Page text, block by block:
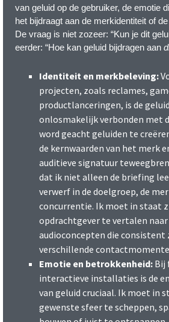
van geluid op de gebruiker, de emotie
het bijdraagt aan de merkidentiteit of
De vraag is niet zozeer: “Kun je dit
eerder: “Hoe kan geluid bijdragen aan
Identiteit en merkbeleving:
projecten, zoals reclames,
productlanceringen, is de
onlosmakelijk verbonden met
word geacht geluiden te
de kernwaarden van het merk
auditieve signatuur
dat ik niet alleen de briefing
verwerf in de doelgroep, de
concurrentie. Ik moet in staat
opdrachtgever te vertalen
audioconcepten die consistent
verschillende
Emotie en betrokkenheid: Bij
interactieve installaties is de
van geluid cruciaal. Ik moet in
gewenste sfeer te scheppen,